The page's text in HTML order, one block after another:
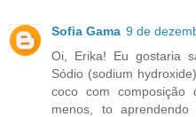
Sofia Gama 9 de
Oi, Erika! Eu gostaria
Sódio (sodium
coco com
menos, to